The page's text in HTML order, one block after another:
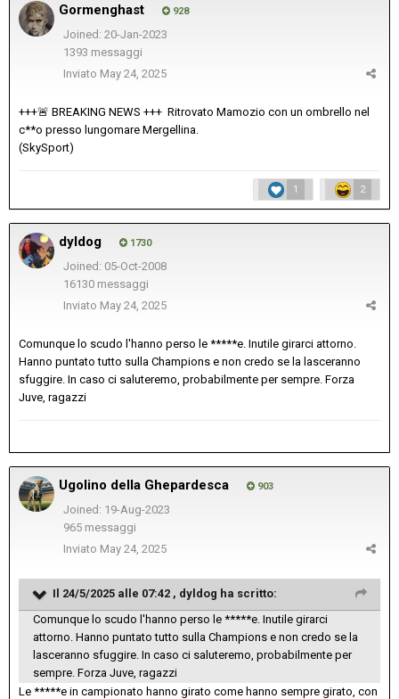
Gormenghast 928
Joined: 20-Jan-2023
1393 messaggi
Inviato May 24, 2025
+++🚨 BREAKING NEWS +++ Ritrovato Mamozio con un ombrello nel
c**o presso lungomare Mergellina.
(SkySport)
1 2
dyldog 1730
Joined: 05-Oct-2008
16130 messaggi
Inviato May 24, 2025
Comunque lo scudo l'hanno perso le *****e. Inutile girarci attorno.
Hanno puntato tutto sulla Champions e non credo se la lasceranno
sfuggire. In caso ci saluteremo, probabilmente per sempre. Forza
Juve, ragazzi
Ugolino della Ghepardesca 903
Joined: 19-Aug-2023
965 messaggi
Inviato May 24, 2025
Il 24/5/2025 alle 07:42 , dyldog ha scritto:
Comunque lo scudo l'hanno perso le *****e. Inutile girarci
attorno. Hanno puntato tutto sulla Champions e non credo se la
lasceranno sfuggire. In caso ci saluteremo, probabilmente per
sempre. Forza Juve, ragazzi
Le *****e in campionato hanno girato come hanno sempre girato, con